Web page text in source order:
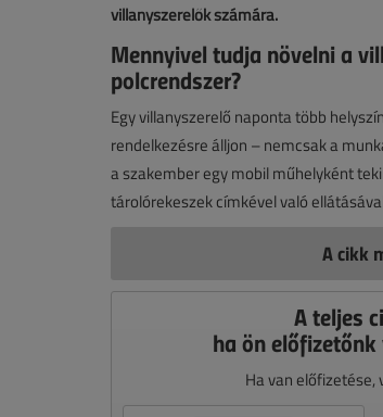
villanyszerelők számára.
Mennyivel tudja növelni a
polcrendszer?
Egy villanyszerelő naponta több
rendelkezésre álljon – nemcsak a
a szakember egy mobil műhelyként
tárolórekeszek címkével való
A cikk
A teljes
ha ön
Ha van